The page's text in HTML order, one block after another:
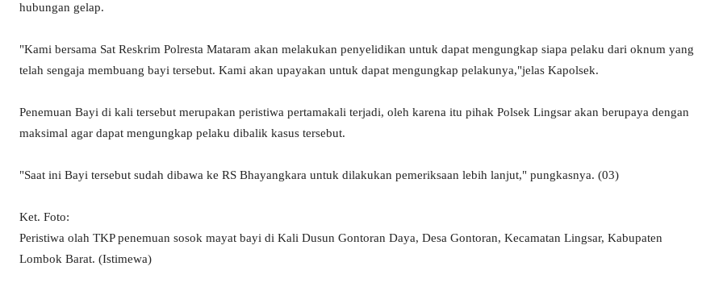
hubungan gelap.
"Kami bersama Sat Reskrim Polresta Mataram akan melakukan penyelidikan untuk dapat mengungkap siapa pelaku dari oknum yang
telah sengaja membuang bayi tersebut. Kami akan upayakan untuk dapat mengungkap pelakunya,"jelas Kapolsek.
Penemuan Bayi di kali tersebut merupakan peristiwa pertamakali terjadi, oleh karena itu pihak Polsek Lingsar akan berupaya dengan
maksimal agar dapat mengungkap pelaku dibalik kasus tersebut.
"Saat ini Bayi tersebut sudah dibawa ke RS Bhayangkara untuk dilakukan pemeriksaan lebih lanjut," pungkasnya. (03)
Ket. Foto:
Peristiwa olah TKP penemuan sosok mayat bayi di Kali Dusun Gontoran Daya, Desa Gontoran, Kecamatan Lingsar, Kabupaten
Lombok Barat. (Istimewa)